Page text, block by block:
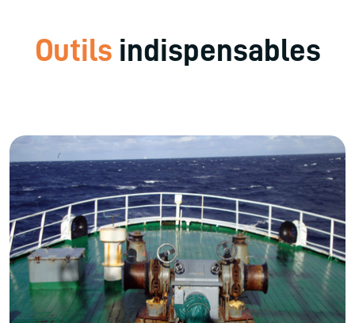
Outils indispensables